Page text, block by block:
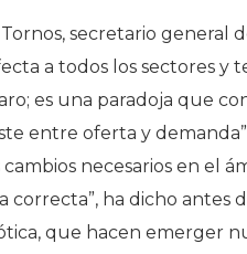
Tornos, secretario
a todos los sectores y
es una paradoja que
entre oferta y
necesarios en el
correcta”, ha dicho antes
que hacen emerger